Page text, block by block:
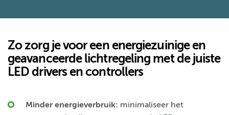
Zo zorg je voor een energiezuinige en
geavanceerde lichtregeling met de juiste
LED drivers en controllers
Minder energieverbruik: minimaliseer het